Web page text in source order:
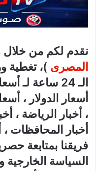
نقدم لكم من خلال
المصرى )، تغطية
الـ 24 ساعة
أسعار الدولار ،
، أخبار الرياضة ،
أخبار المحافظات
فريقنا بمتابعة
السياسة الخارجية